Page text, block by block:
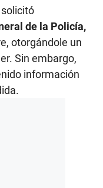
de la Policía,
otorgándole un
Sin embargo,
información